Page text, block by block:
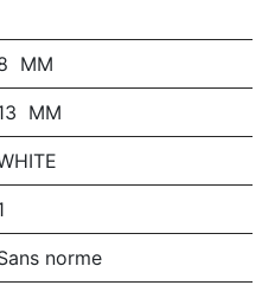
MM
MM
norme